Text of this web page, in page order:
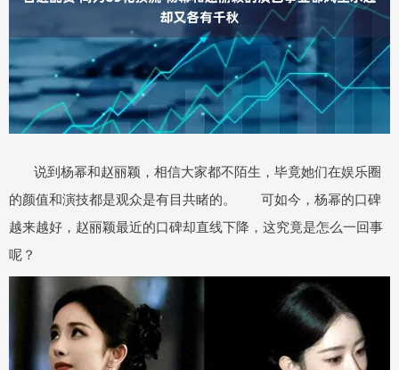
说到杨幂和赵丽颖，相信大家都不陌生，毕竟她们在娱乐圈
的颜值和演技都是观众是有目共睹的。 可如今，杨幂的口碑
越来越好，赵丽颖最近的口碑却直线下降，这究竟是怎么一回事
呢？